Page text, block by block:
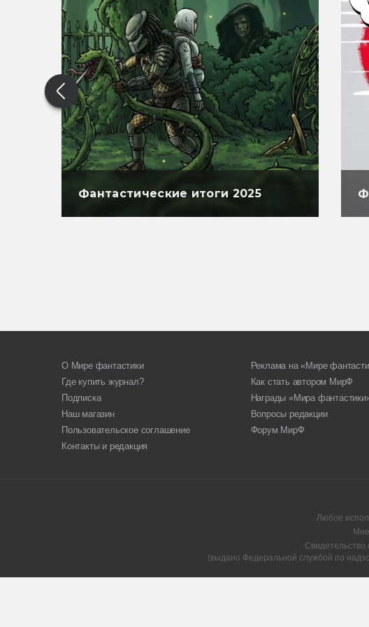
Фантастические итоги 2025
О Мире фантастики
Где купить журнал?
Подписка
Наш магазин
Пользовательское соглашение
Контакты и редакция
Реклама на «Мире
Как стать автором МирФ
Награды «Мира
Вопросы редакции
Форум МирФ
Любое
(выдано Федеральной службой по